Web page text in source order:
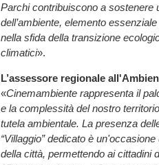
Parchi contribuiscono a sostenere
dell’ambiente, elemento
nella sfida della transizione
climatici».
L’assessore regionale
«Cinemambiente rappresenta il
e la complessità del nostro
tutela ambientale. La presenza
“Villaggio” dedicato è
della città, permettendo ai cittadini